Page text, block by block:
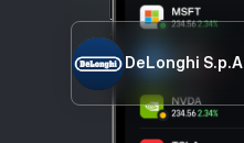
DeLonghi S.p.A